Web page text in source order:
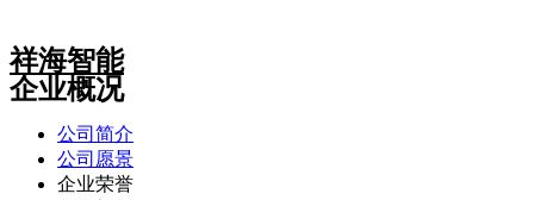
祥海智能
企业概况
公司简介
公司愿景
企业荣誉